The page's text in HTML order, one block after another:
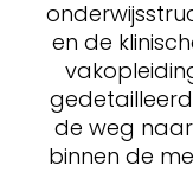
en de
de weg
binnen de